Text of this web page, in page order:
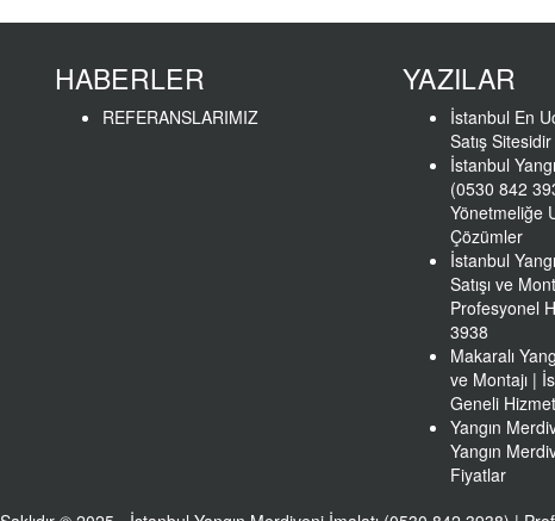
HABERLER
REFERANSLARIMIZ
YAZILAR
İstanbul En
Satış Sitesidir
İstanbul
(0530 842
Yönetmeliğe
Çözümler
İstanbul
Satışı ve
Profesyonel
3938
Makaralı
ve Montajı |
Geneli
Yangın
Yangın
Fiyatlar